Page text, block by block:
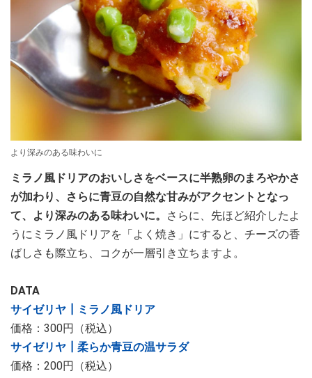
より深みのある味わいに
ミラノ風ドリアのおいしさをベースに半熟卵のまろやかさ
が加わり、さらに青豆の自然な甘みがアクセントとなっ
て、より深みのある味わいに。
さらに、先ほど紹介したよ
うにミラノ風ドリアを「よく焼き」にすると、チーズの香
ばしさも際立ち、コクが一層引き立ちますよ。
DATA
サイゼリヤ┃ミラノ風ドリア
価格：300円（税込）
サイゼリヤ┃柔らか青豆の温サラダ
価格：200円（税込）